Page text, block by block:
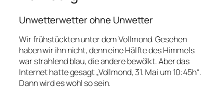
Unwetterwetter ohne Unwetter
Wir frühstückten unter dem Vollmond. Gesehen
haben wir ihn nicht, denn eine Hälfte des Himmels
war strahlend blau, die andere bewölkt. Aber das
Internet hatte gesagt „Vollmond, 31. Mai um 10:45h“.
Dann wird es wohl so sein.